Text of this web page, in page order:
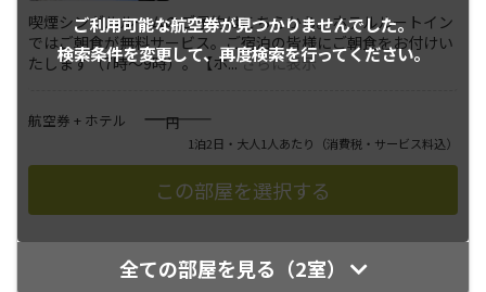
ご利用可能な航空券が見つかりませんでした。
検索条件を変更して、再度検索を行ってください。
喫煙シングルルームのご予約はこちらから。ホテルルートイン
ではご朝食が無料サービス。ご宿泊の皆様にご朝食をお付けい
たします（7時～9時）。【ホ...さらに表示
航空券 + ホテル ――――円
1泊2日・大人1人あたり （消費税・サービス料込）
全ての部屋を見る（2室）